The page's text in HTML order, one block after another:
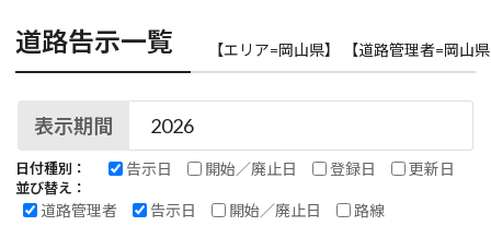
道路告示一覧 【エリア=岡山県】 【道路管理者=岡山
表示期間
日付種別： 告示日 開始／廃止日 登録日 更新日
並び替え：
道路管理者 告示日 開始／廃止日 路線